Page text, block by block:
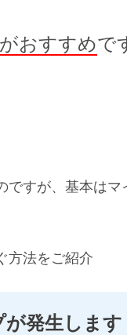
おすすめで
すが、基本は
方法をご紹介
発生します